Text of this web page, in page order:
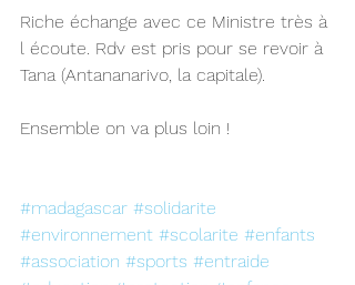
Riche échange avec ce Ministre très à
l écoute. Rdv est pris pour se revoir à
Tana (Antananarivo, la capitale).
Ensemble on va plus loin !
#madagascar #solidarite
#environnement #scolarite #enfants
#association #sports #entraide